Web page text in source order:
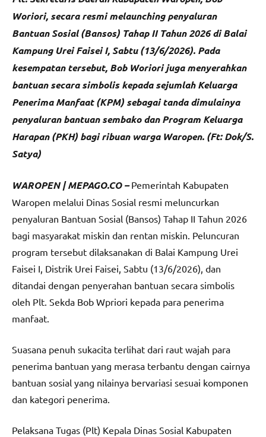
Woriori, secara resmi melaunching penyaluran
Bantuan Sosial (Bansos) Tahap II Tahun 2026 di Balai
Kampung Urei Faisei I, Sabtu (13/6/2026). Pada
kesempatan tersebut, Bob Woriori juga menyerahkan
bantuan secara simbolis kepada sejumlah Keluarga
Penerima Manfaat (KPM) sebagai tanda dimulainya
penyaluran bantuan sembako dan Program Keluarga
Harapan (PKH) bagi ribuan warga Waropen. (Ft: Dok/S.
Satya)
WAROPEN | MEPAGO.CO –Pemerintah Kabupaten
Waropen melalui Dinas Sosial resmi meluncurkan
penyaluran Bantuan Sosial (Bansos) Tahap II Tahun 2026
bagi masyarakat miskin dan rentan miskin. Peluncuran
program tersebut dilaksanakan di Balai Kampung Urei
Faisei I, Distrik Urei Faisei, Sabtu (13/6/2026), dan
ditandai dengan penyerahan bantuan secara simbolis
oleh Plt. Sekda Bob Wpriori kepada para penerima
manfaat.
Suasana penuh sukacita terlihat dari raut wajah para
penerima bantuan yang merasa terbantu dengan cairnya
bantuan sosial yang nilainya bervariasi sesuai komponen
dan kategori penerima.
Pelaksana Tugas (Plt) Kepala Dinas Sosial Kabupaten